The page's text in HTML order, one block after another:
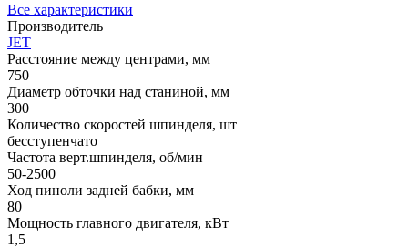
Все характеристики
Производитель
JET
Расстояние между центрами, мм
750
Диаметр обточки над станиной, мм
300
Количество скоростей шпинделя, шт
бесступенчато
Частота верт.шпинделя, об/мин
50-2500
Ход пиноли задней бабки, мм
80
Мощность главного двигателя, кВт
1,5